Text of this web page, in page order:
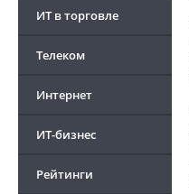
ИТ в торговле
Телеком
Интернет
ИТ-бизнес
Рейтинги